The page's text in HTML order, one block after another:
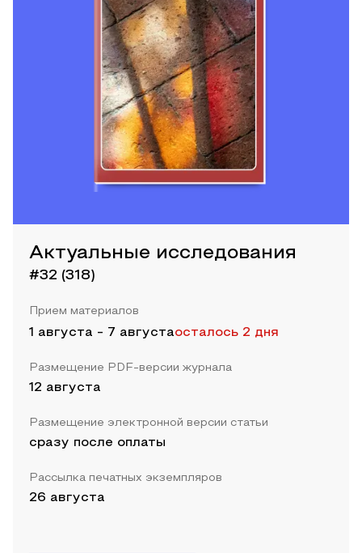
Актуальные исследования
#32 (318)
Прием материалов
1 августа - 7 августаосталось 2 дня
Размещение PDF-версии журнала
12 августа
Размещение электронной версии статьи
сразу после оплаты
Рассылка печатных экземпляров
26 августа